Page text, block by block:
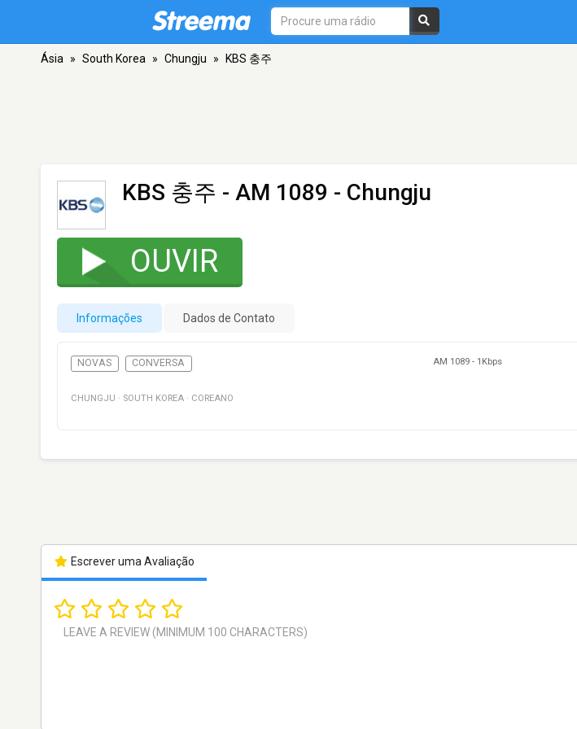
Ásia » South Korea » Chungju » KBS 충주
KBS 충주 - AM 1089 - Chungju
OUVIR
Informações Dados de Contato
NOVAS CONVERSA AM 1089 - 1Kbps
CHUNGJU · SOUTH KOREA · COREANO
Escrever uma Avaliação